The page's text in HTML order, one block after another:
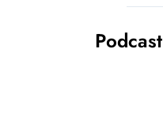
Podcast